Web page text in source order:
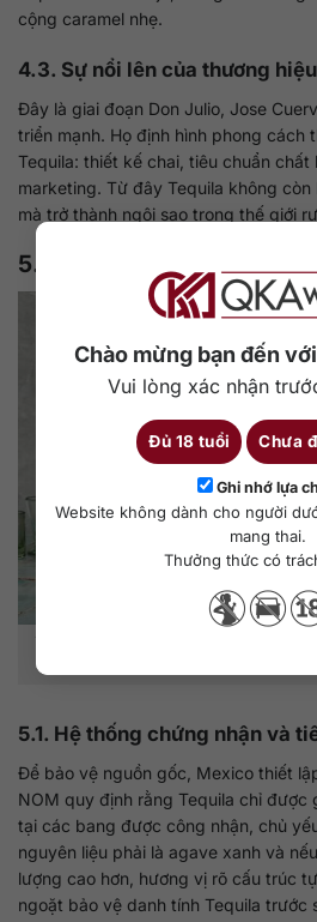
Chào mừng bạn đến
Vui lòng xác nhận
Đủ 18 tuổi Chưa
Ghi nhớ lựa
Website không dành cho người
mang thai.
Thưởng thức có
cộng caramel nhẹ.
4.3. Sự nổi lên của thương
Đây là giai đoạn Don Julio, Jose
triển mạnh. Họ định hình phong cách
Tequila: thiết kế chai, tiêu chuẩn chất
marketing. Từ đây Tequila không
mà trở thành ngôi sao trong thế giới
5. Tequila trong thời đại
Tequila trở thành biểu tượng văn hóa
5.1. Hệ thống chứng nhận và
Để bảo vệ nguồn gốc, Mexico thiết
NOM quy định rằng Tequila chỉ được
tại các bang được công nhận, chủ
nguyên liệu phải là agave xanh và
lượng cao hơn, hương vị rõ cấu trúc
ngoặt bảo vệ danh tính Tequila trước